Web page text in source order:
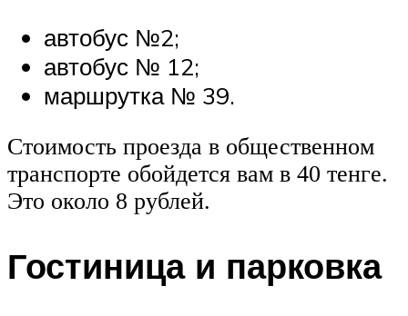
автобус №2;
автобус № 12;
маршрутка № 39.
Стоимость проезда в общественном
транспорте обойдется вам в 40 тенге.
Это около 8 рублей.
Гостиница и парковка